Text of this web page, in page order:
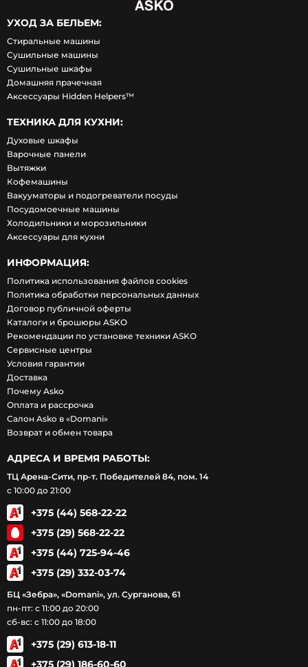
УХОД ЗА БЕЛЬЕМ:
Стиральные машины
Сушильные машины
Сушильные шкафы
Домашняя прачечная
Аксессуары Hidden Helpers™
ТЕХНИКА ДЛЯ КУХНИ:
Духовые шкафы
Варочные панели
Вытяжки
Кофемашины
Вакууматоры и подогреватели посуды
Посудомоечные машины
Холодильники и морозильники
Аксессуары для кухни
ИНФОРМАЦИЯ:
Политика использования файлов cookies
Политика обработки персональных данных
Договор публичной оферты
Каталоги и брошюры ASKO
Рекомендации по установке техники ASKO
Сервисные центры
Условия гарантии
Доставка
Почему Asko
Оплата и рассрочка
Салон Asko в «Domani»
Возврат и обмен товара
АДРЕСА И ВРЕМЯ РАБОТЫ:
ТЦ Арена-Сити, пр-т. Победителей 84, пом. 14
с 10:00 до 21:00
+375 (44) 568-22-22
+375 (29) 568-22-22
+375 (44) 725-94-46
+375 (29) 332-03-74
БЦ «Зебра», «Domani», ул. Сурганова, 61
пн-пт: с 11:00 до 20:00
сб-вс: с 11:00 до 18:00
+375 (29) 613-18-11
+375 (29) 186-60-60